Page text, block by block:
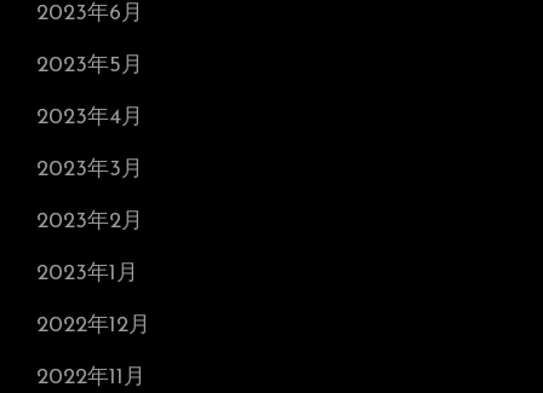
2023年6月
2023年5月
2023年4月
2023年3月
2023年2月
2023年1月
2022年12月
2022年11月